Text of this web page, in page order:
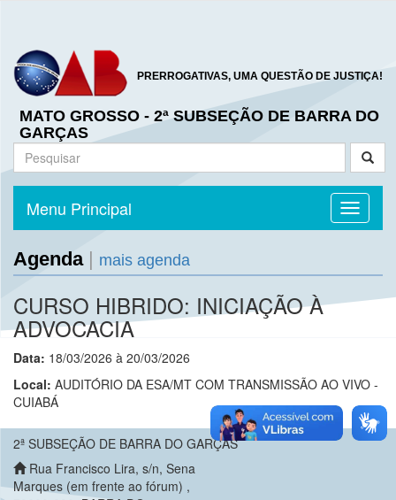
PRERROGATIVAS, UMA QUESTÃO DE JUSTIÇA!
MATO GROSSO - 2ª SUBSEÇÃO DE BARRA DO
GARÇAS
Toggle
Menu Principal
Agenda| mais agenda
CURSO HIBRIDO: INICIAÇÃO À
ADVOCACIA
Data: 18/03/2026 à 20/03/2026
Local: AUDITÓRIO DA ESA/MT COM TRANSMISSÃO AO VIVO -
CUIABÁ
2ª SUBSEÇÃO DE BARRA DO GARÇAS
Rua Francisco Lira, s/n, Sena
Marques (em frente ao fórum) ,